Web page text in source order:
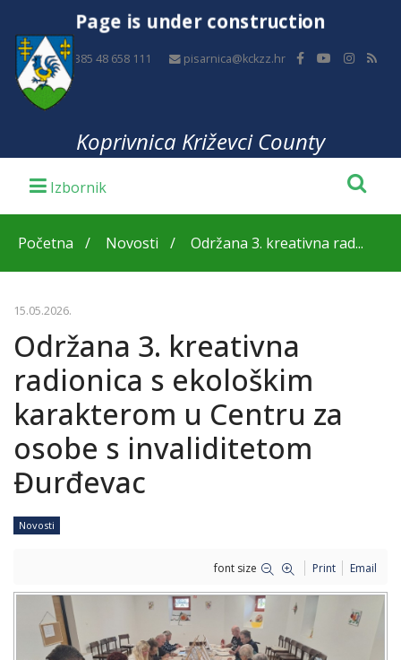
Page is under construction
+385 48 658 111 pisarnica@kckzz.hr
Koprivnica Križevci County
Početna Novosti Održana 3. kreativna rad...
15.05.2026.
Održana 3. kreativna
radionica s ekološkim
karakterom u Centru za
osobe s invaliditetom
Đurđevac
Novosti
font size Print Email